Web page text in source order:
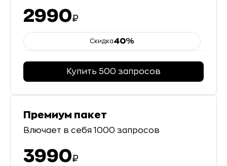
2990₽
Скидка40%
Купить 500 запросов
Премиум пакет
Влючает в себя1000 запросов
3990₽